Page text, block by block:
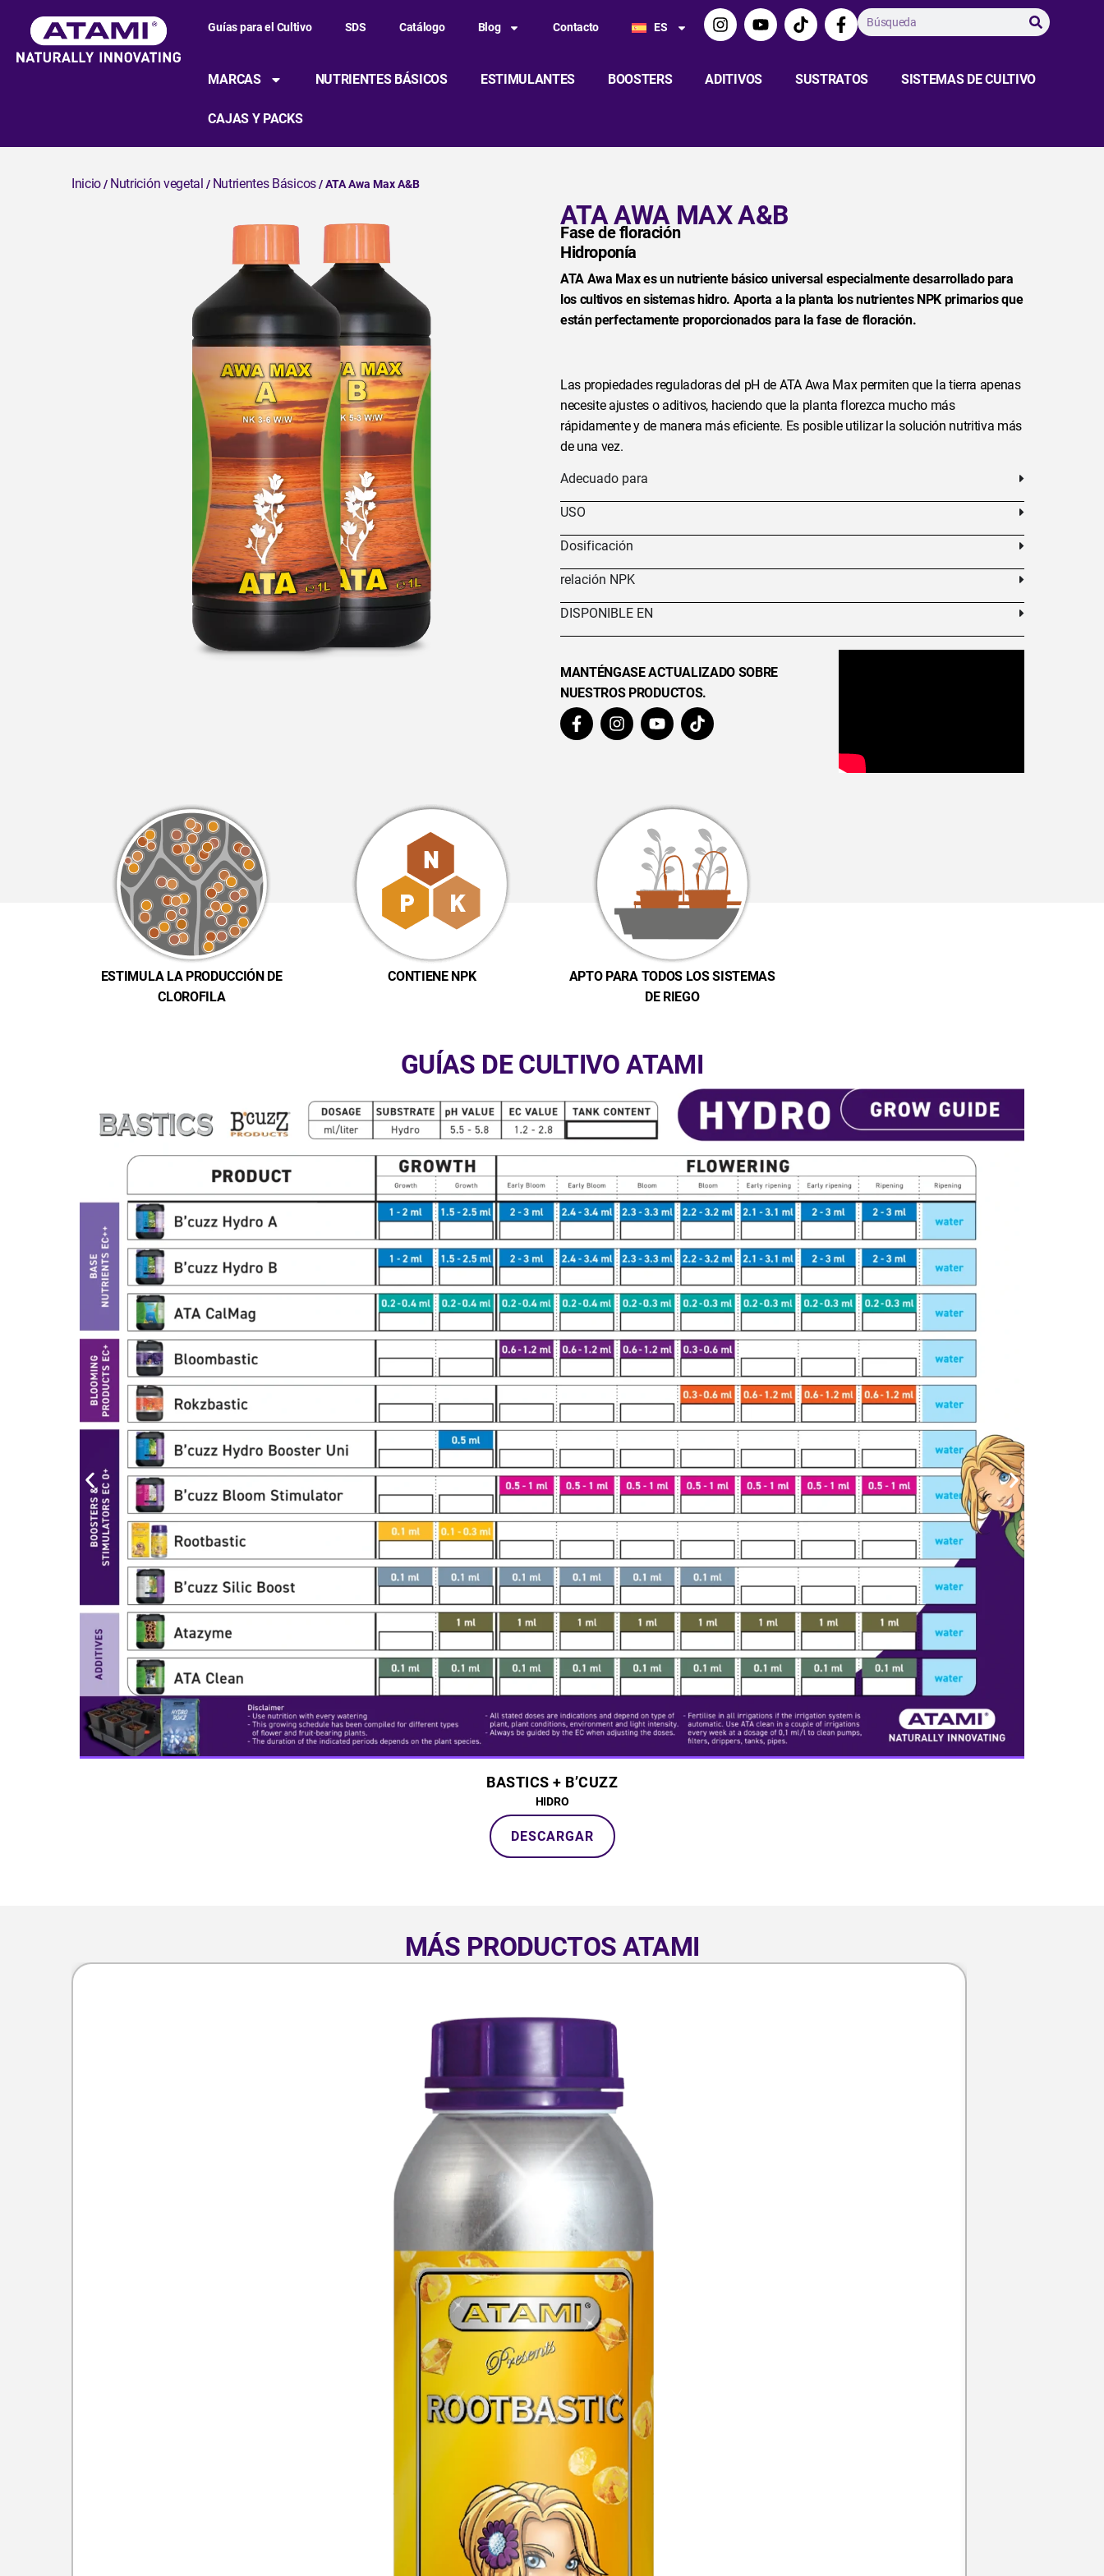
Guías para el Cultivo SDS Catálogo Blog Contacto ES
MARCAS NUTRIENTES BÁSICOS ESTIMULANTES BOOSTERS ADITIVOS SUSTRATOS SISTEMAS DE CULTIVO
CAJAS Y PACKS
Inicio/ Nutrición vegetal / Nutrientes Básicos/ ATA Awa Max A&B
ATA AWA MAX A&B
Fase de floración
Hidroponía
ATA Awa Max es un nutriente básico universal especialmente desarrollado para
los cultivos en sistemas hidro. Aporta a la planta los nutrientes NPK primarios que
están perfectamente proporcionados para la fase de floración.
Las propiedades reguladoras del pH de ATA Awa Max permiten que la tierra apenas
necesite ajustes o aditivos, haciendo que la planta florezca mucho más
rápidamente y de manera más eficiente. Es posible utilizar la solución nutritiva más
de una vez.
Adecuado para
USO
Dosificación
relación NPK
DISPONIBLE EN
MANTÉNGASE ACTUALIZADO SOBRE
NUESTROS PRODUCTOS.
ESTIMULA LA PRODUCCIÓN DE
CLOROFILA
CONTIENE NPK
APTO PARA TODOS LOS SISTEMAS
DE RIEGO
GUÍAS DE CULTIVO ATAMI
BASTICS + B’CUZZ
HIDRO
DESCARGAR
MÁS PRODUCTOS ATAMI